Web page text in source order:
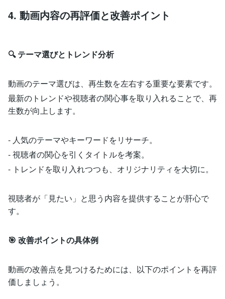
4. 動画内容の再評価と改善ポイント
🔍 テーマ選びとトレンド分析
動画のテーマ選びは、再生数を左右する重要な要素です。
最新のトレンドや視聴者の関心事を取り入れることで、再
生数が向上します。
- 人気のテーマやキーワードをリサーチ。
- 視聴者の関心を引くタイトルを考案。
- トレンドを取り入れつつも、オリジナリティを大切に。
視聴者が「見たい」と思う内容を提供することが肝心で
す。
🎯 改善ポイントの具体例
動画の改善点を見つけるためには、以下のポイントを再評
価しましょう。